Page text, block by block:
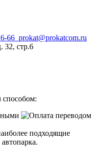
66 prokat@prokatcom.ru
32, стр.6
подходящие